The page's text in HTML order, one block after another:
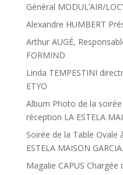
Général MODUL’AIR/
Alexandre HUMBERT
Arthur AUGÉ,
FORMIND
Linda TEMPESTINI
ETYO
Album Photo de la
réception LA ESTELA
Soirée de la Table Ovale
ESTELA MAISON GARCIA.
Magalie CAPUS Chargée